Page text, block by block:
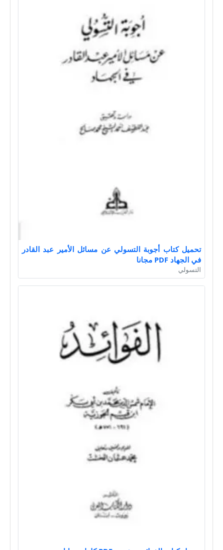
تحميل كتاب أجوبة التسولي عن مسائل الأمير عبد القادر
في الجهاد PDF مجانا
التسولي